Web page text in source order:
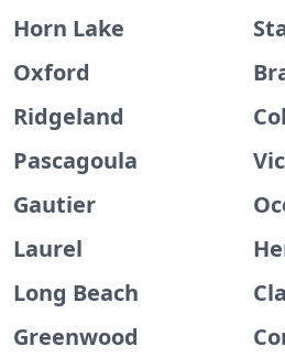
Horn Lake
Oxford
Ridgeland
Pascagoula
Gautier
Laurel
Long Beach
Greenwood